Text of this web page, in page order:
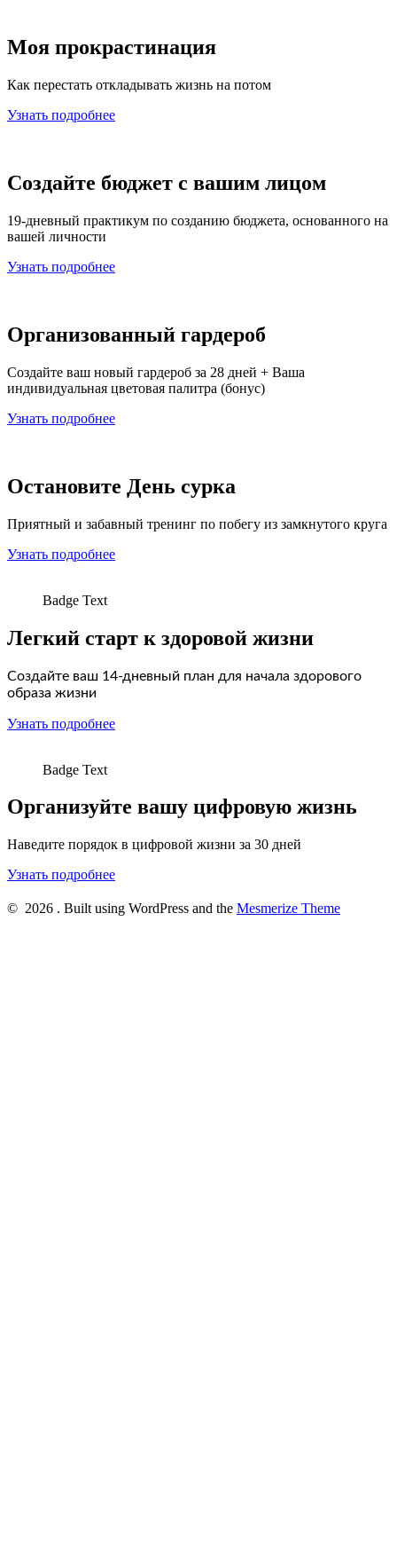
Моя прокрастинация
Как перестать откладывать жизнь на потом
Узнать подробнее
Создайте бюджет с вашим лицом
19-дневный практикум по созданию бюджета, основанного на
вашей личности
Узнать подробнее
Организованный гардероб
Создайте ваш новый гардероб за 28 дней + Ваша
индивидуальная цветовая палитра (бонус)
Узнать подробнее
Остановите День сурка
Приятный и забавный тренинг по побегу из замкнутого круга
Узнать подробнее
Badge Text
Легкий старт к здоровой жизни
Создайте ваш 14-дневный план для начала здорового
образа жизни
Узнать подробнее
Badge Text
Организуйте вашу цифровую жизнь
Наведите порядок в цифровой жизни за 30 дней
Узнать подробнее
© 2026 . Built using WordPress and the Mesmerize Theme